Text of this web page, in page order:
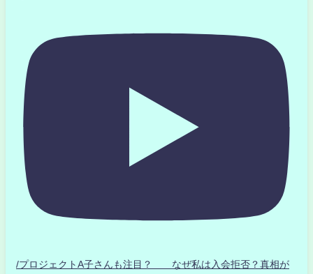
/プロジェクトA子さんも注目？ なぜ私は入会拒否？真相が